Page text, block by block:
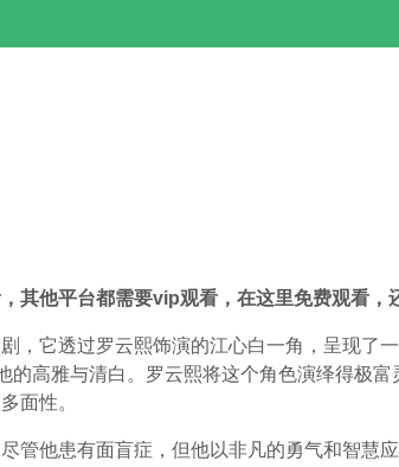
其他平台都需要vip观看，在这里免费观看，
，它透过罗云熙饰演的江心白一角，呈现了
的高雅与清白。罗云熙将这个角色演绎得极
面性。
管他患有面盲症，但他以非凡的勇气和智慧